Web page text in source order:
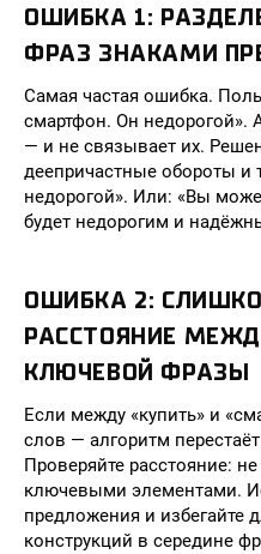
ОШИБКА 1:
ФРАЗ ЗНАКАМИ
Самая частая ошибка.
смартфон. Он недорогой».
— и не связывает их.
деепричастные обороты и
недорогой». Или: «Вы
будет недорогим и
ОШИБКА 2:
РАССТОЯНИЕ
КЛЮЧЕВОЙ ФРАЗЫ
Если между «купить» и
слов — алгоритм
Проверяйте расстояние:
ключевыми элементами.
предложения и избегайте
конструкций в середине